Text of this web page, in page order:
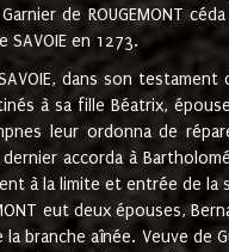
de ROUGEMONT
SAVOIE en 1273.
dans son
à sa fille Béatrix,
leur ordonna de
accorda à
à la limite et entrée de la
eut deux épouses,
branche aînée. Veuve de